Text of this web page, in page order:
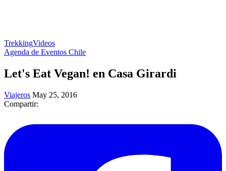
TrekkingVideos
Agenda de Eventos Chile
Let's Eat Vegan! en Casa Girardi
Viajeros May 25, 2016
Compartir: